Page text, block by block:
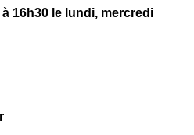
16h30 le lundi, mercredi